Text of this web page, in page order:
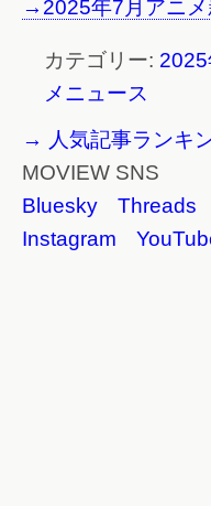
→2025年7月アニメ
カテゴリー:
メニュース
→ 人気記事ランキ
MOVIEW SNS
Bluesky
Threads
Instagram